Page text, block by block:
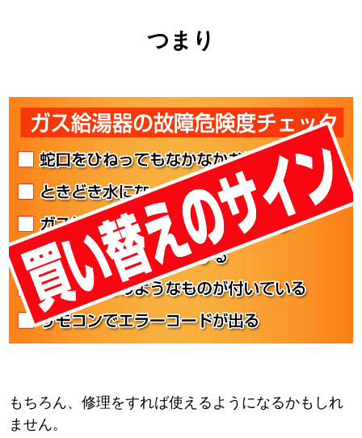
つまり
もちろん、修理をすれば使えるようになるかもしれ
ません。